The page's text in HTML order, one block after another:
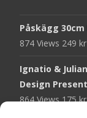
Påskägg
874 Views 249 kr
Ignatio &
Design Present
864 Views175kr